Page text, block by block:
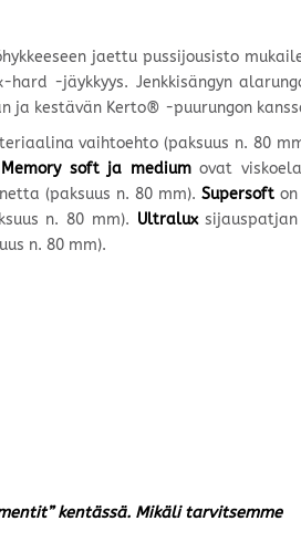
jaettu pussijousisto
-jäykkyys. Jenkkisängyn
ja kestävän Kerto® -puurungon
vaihtoehto (paksuus n. 80
Memory soft ja mediumovat
(paksuus n. 80 mm). Supersofton
n. 80 mm). Ultralux
n. 80 mm).
kentässä. Mikäli tarvitsemme